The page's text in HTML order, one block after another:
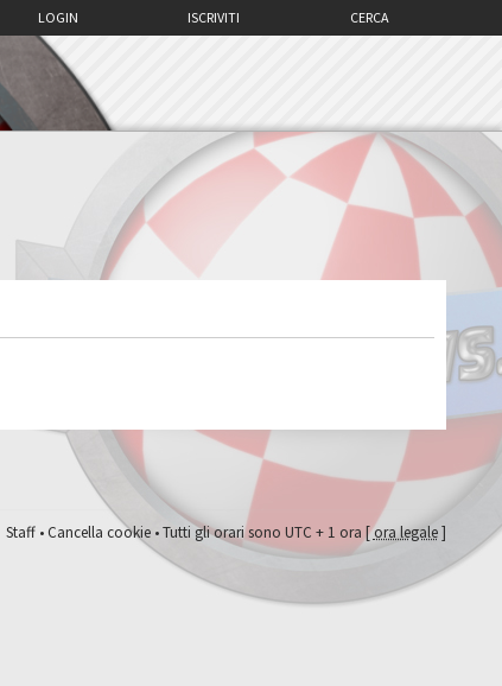
CERCA
ISCRIVITI
LOGIN
Staff•Cancella cookie• Tutti gli orari sono UTC + 1 ora [ora legale]